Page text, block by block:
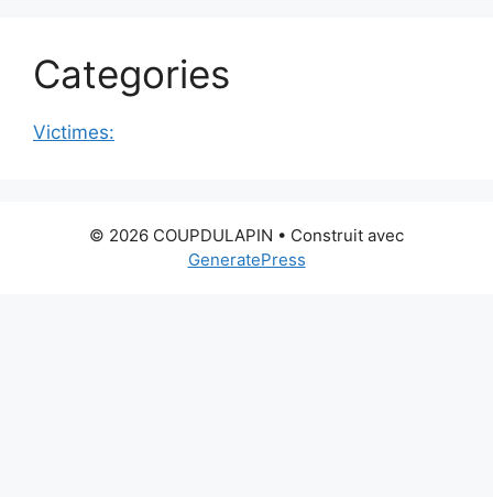
Categories
Victimes:
© 2026 COUPDULAPIN • Construit avec
GeneratePress